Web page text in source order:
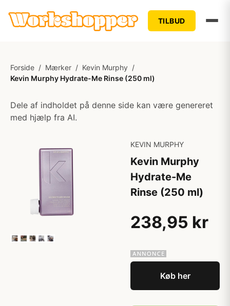
TILBUD
Forside / Mærker / Kevin Murphy /
Kevin Murphy Hydrate-Me Rinse (250 ml)
Dele af indholdet på denne side kan være genereret
med hjælp fra AI.
KEVIN MURPHY
Kevin Murphy
Hydrate-Me
Rinse (250 ml)
238,95 kr
Køb her